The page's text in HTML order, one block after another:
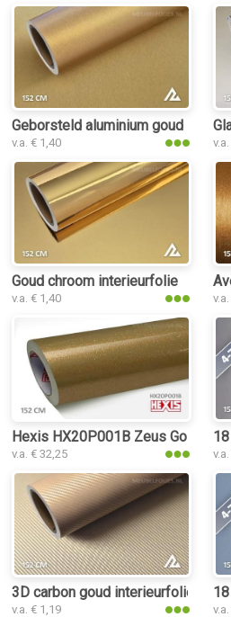
Geborsteld aluminium goud
v.a. € 1,40
Goud chroom interieurfolie
v.a. € 1,40
Hexis HX20P001B Zeus Gold
v.a. € 32,25
3D carbon goud interieurfolie
v.a. € 1,19